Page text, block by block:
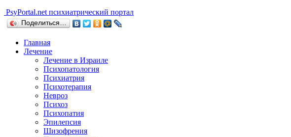
PsyPortal.net психиатрический портал
Поделиться…
Главная
Лечение
Лечение в Израиле
Психопатология
Психиатрия
Психотерапия
Невроз
Психоз
Психопатия
Эпилепсия
Шизофрения